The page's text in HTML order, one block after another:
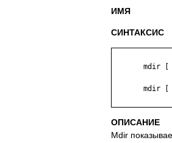
ИМЯ
СИНТАКСИС
mdir [
mdir [
ОПИСАНИЕ
Mdir